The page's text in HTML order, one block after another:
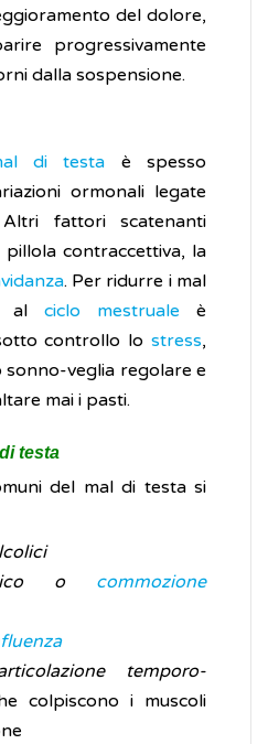
del dolore,
progressivamente
dalla sospensione.
di testa è spesso
ormonali legate
fattori scatenanti
contraccettiva, la
. Per ridurre i mal
al ciclo mestruale è
controllo lo stress,
veglia regolare e
mai i pasti.
testa
del mal di testa si
o commozione
temporo-
colpiscono i muscoli